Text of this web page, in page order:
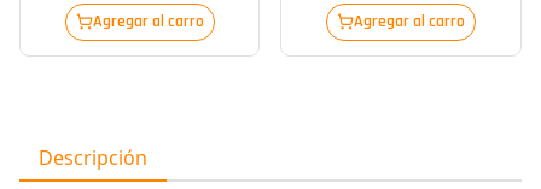
Agregar al carro Agregar al carro
Descripción